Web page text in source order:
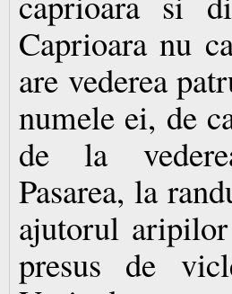
Caprioara nu
are vederea
numele ei, de
de la
Pasarea, la
ajutorul
presus de